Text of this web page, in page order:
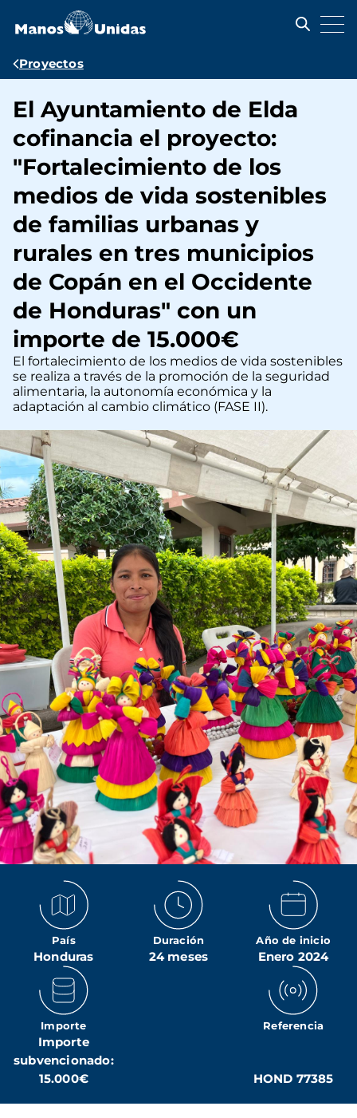
contenido
Ruta
navegación
Proyectos
El Ayuntamiento de Elda
cofinancia el proyecto:
"Fortalecimiento de los
medios de vida sostenibles
de familias urbanas y
rurales en tres municipios
de Copán en el Occidente
de Honduras" con un
importe de 15.000€
El fortalecimiento de los medios de vida sostenibles
se realiza a través de la promoción de la seguridad
alimentaria, la autonomía económica y la
adaptación al cambio climático (FASE II).
País
Honduras
Duración
24 meses
Año de inicio
Enero 2024
Importe
Importe
subvencionado:
15.000€
Referencia
HOND 77385